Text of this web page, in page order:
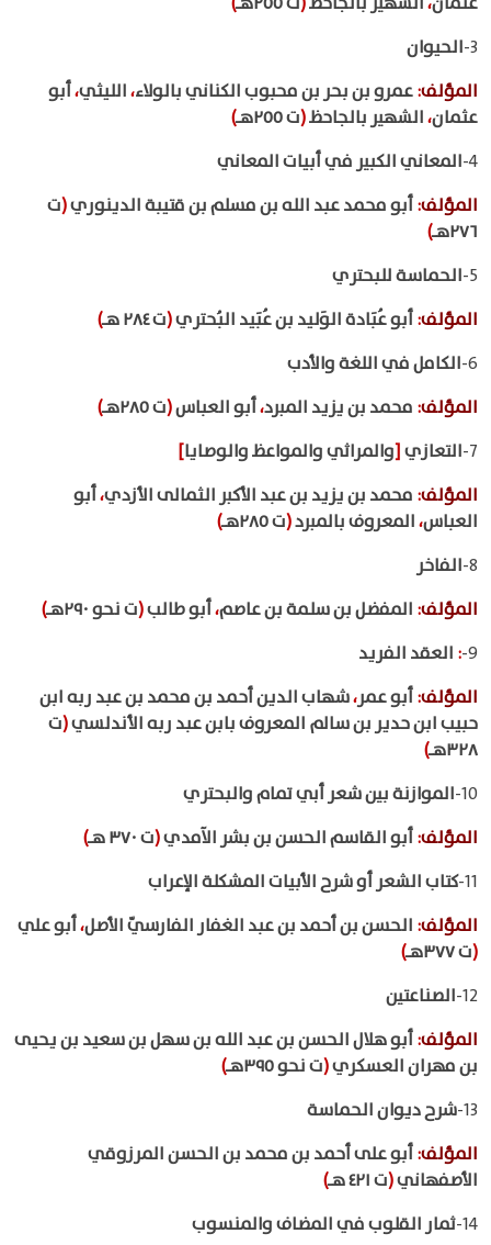
3- الحيوان
المؤلف:عمرو بن بحر بن محبوب الكناني بالولاء،الليثي،أبو
عثمان،الشهير بالجاحظ(ت ٢٥٥هـ
)
4- المعاني الكبير في أبيات المعاني
المؤلف:أبو محمد عبد الله بن مسلم بن قتيبة الدينوري(ت
٢٧٦هـ
)
5- الحماسة للبحتري
المؤلف:أبو عُبَادة الوَليد بن عُبَيد البُحتري(ت ٢٨٤ هـ
)
6- الكامل في اللغة والأدب
المؤلف: محمد بن يزيد المبرد،أبو العباس(ت ٢٨٥هـ
)
7- التعازي[والمراثي والمواعظ والوصايا]
المؤلف: محمد بن يزيد بن عبد الأكبر الثمالى الأزدي،أبو
العباس،المعروف بالمبرد(ت ٢٨٥هـ
)
8- الفاخر
المؤلف: المفضل بن سلمة بن عاصم،أبو طالب(ت نحو ٢٩٠هـ
)
9-
: العقد الفريد
المؤلف:أبو عمر،شهاب الدين أحمد بن محمد بن عبد ربه ابن
حبيب ابن حدير بن سالم المعروف بابن عبد ربه الأندلسي(ت
٣٢٨هـ
)
10- الموازنة بين شعر أبي تمام والبحتري
المؤلف:أبو القاسم الحسن بن بشر الآمدي(ت ٣٧٠ هـ
)
11- كتاب الشعر أو شرح الأبيات المشكلة الإعراب
المؤلف: الحسن بن أحمد بن عبد الغفار الفارسيّ الأصل،أبو علي
(ت ٣٧٧هـ
)
12- الصناعتين
المؤلف:أبو هلال الحسن بن عبد الله بن سهل بن سعيد بن يحيى
بن مهران العسكري(ت نحو ٣٩٥هـ
)
13- شرح ديوان الحماسة
المؤلف:أبو على أحمد بن محمد بن الحسن المرزوقي
الأصفهاني(ت ٤٢١ هـ
)
14- ثمار القلوب في المضاف والمنسوب